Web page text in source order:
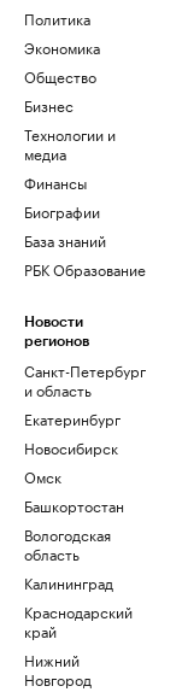
Политика
Экономика
Общество
Бизнес
Технологии и
медиа
Финансы
Биографии
База знаний
РБК Образование
Новости
регионов
Санкт-Петербург
и область
Екатеринбург
Новосибирск
Омск
Башкортостан
Вологодская
область
Калининград
Краснодарский
край
Нижний
Новгород